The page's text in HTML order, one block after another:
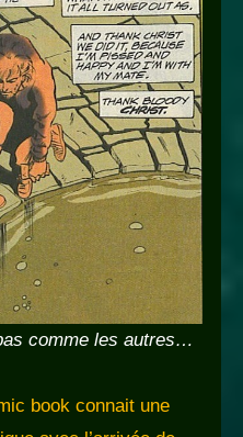
comme les autres…
book connait une